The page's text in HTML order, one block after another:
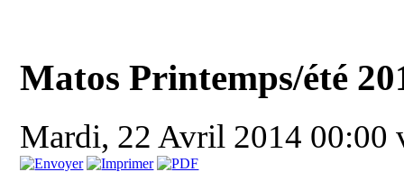
Matos Printemps/été
Mardi, 22 Avril 2014 00:00